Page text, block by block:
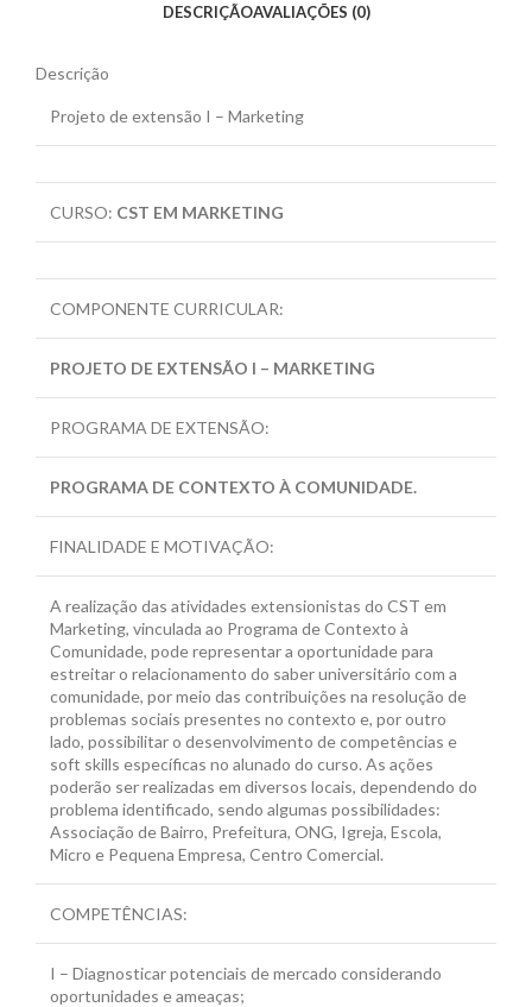
DESCRIÇÃOAVALIAÇÕES (0)
Descrição
Projeto de extensão I – Marketing
CURSO: CST EM MARKETING
COMPONENTE CURRICULAR:
PROJETO DE EXTENSÃO I – MARKETING
PROGRAMA DE EXTENSÃO:
PROGRAMA DE CONTEXTO À COMUNIDADE.
FINALIDADE E MOTIVAÇÃO:
A realização das atividades extensionistas do CST em
Marketing, vinculada ao Programa de Contexto à
Comunidade, pode representar a oportunidade para
estreitar o relacionamento do saber universitário com a
comunidade, por meio das contribuições na resolução de
problemas sociais presentes no contexto e, por outro
lado, possibilitar o desenvolvimento de competências e
soft skills específicas no alunado do curso. As ações
poderão ser realizadas em diversos locais, dependendo do
problema identificado, sendo algumas possibilidades:
Associação de Bairro, Prefeitura, ONG, Igreja, Escola,
Micro e Pequena Empresa, Centro Comercial.
COMPETÊNCIAS:
I – Diagnosticar potenciais de mercado considerando
oportunidades e ameaças;